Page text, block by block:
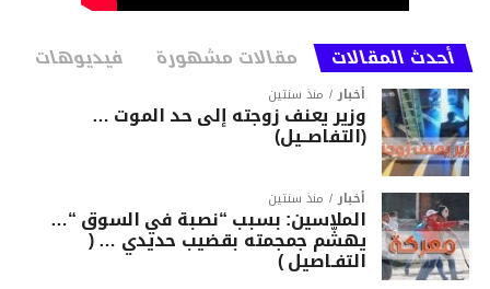
أحدث المقالات مقالات مشهورة فيديوهات
أخبار منذ سنتين
وزير يعنف زوجته إلى حد الموت …
(التفاصــيل)
أخبار منذ سنتين
الملاسين: بسبب “نصبة في السوق “…
يهشّم جمجمته بقضيب حديدي … (
التفـاصيل )